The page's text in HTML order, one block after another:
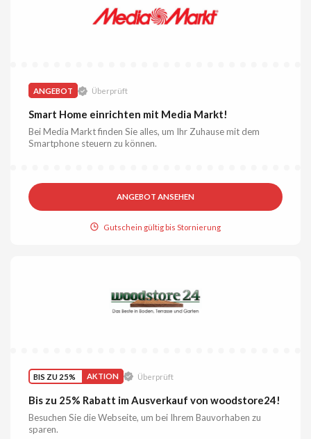
ANGEBOT Überprüft
Smart Home einrichten mit Media Markt!
Bei Media Markt finden Sie alles, um Ihr Zuhause mit dem
Smartphone steuern zu können.
ANGEBOT ANSEHEN
Gutschein gültig bis Stornierung
BIS ZU 25% AKTION Überprüft
Bis zu 25% Rabatt im Ausverkauf von woodstore24!
Besuchen Sie die Webseite, um bei Ihrem Bauvorhaben zu
sparen.